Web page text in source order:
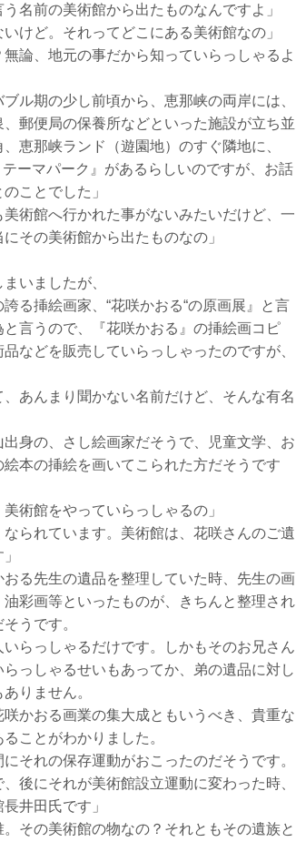
名前の美術館から出たものなんですよ」
けど。それってどこにある美術館なの」
論、地元の事だから知っていらっしゃるよ
ル期の少し前頃から、恵那峡の両岸には、
郵便局の保養所などといった施設が立ち並
恵那峡ランド（遊園地）のすぐ隣地に、
テーマパーク』があるらしいのですが、お話
ことでした」
術館へ行かれた事がないみたいだけど、一
その美術館から出たものなの」
いましたが、
る挿絵画家、“花咲かおる“の原画展』と言
言うので、『花咲かおる』の挿絵画コピ
などを販売していらっしゃったのですが、
あんまり聞かない名前だけど、そんな有名
身の、さし絵画家だそうで、児童文学、お
本の挿絵を画いてこられた方だそうです
術館をやっていらっしゃるの」
られています。美術館は、花咲さんのご遺
る先生の遺品を整理していた時、先生の画
彩画等といったものが、きちんと整理され
うです。
らっしゃるだけです。しかもそのお兄さん
っしゃるせいもあってか、弟の遺品に対し
りません。
かおる画業の集大成ともいうべき、貴重な
ことがわかりました。
それの保存運動がおこったのだそうです。
後にそれが美術館設立運動に変わった時、
井田氏です」
その美術館の物なの？それともその遺族と